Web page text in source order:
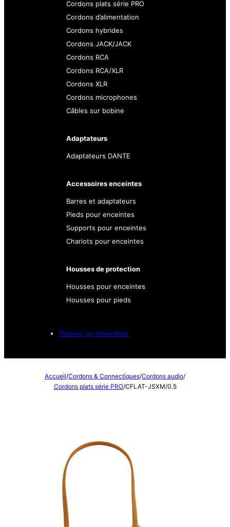
Cordons plats série PRO
Cordons d’alimentation
Cordons hybrides
Cordons JACK/JACK
Cordons RCA
Cordons RCA/XLR
Cordons XLR
Cordons microphones
Câbles sur bobine
Adaptateurs
Adaptateurs DANTE
Accessoires enceintes
Barres et adaptateurs
Pieds pour enceintes
Supports pour enceintes
Chariots pour enceintes
Housses de protection
Housses pour enceintes
Housses pour pieds
Trouver un revendeur
Accueil/Cordons & Connectiques/Cordons audio/
Cordons plats série PRO/CFLAT-JSXM/0.5